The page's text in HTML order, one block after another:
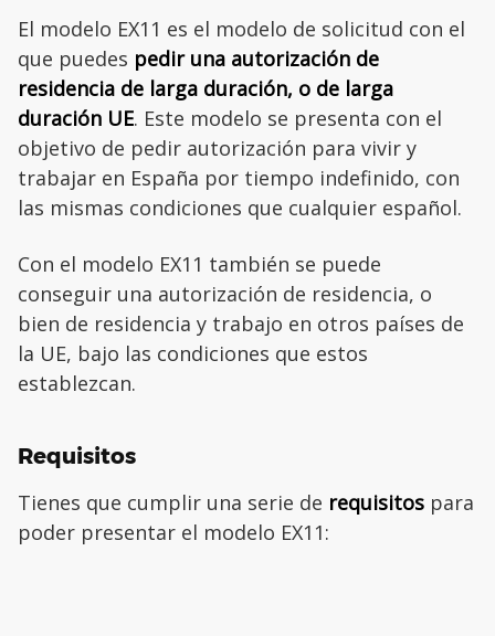
El modelo EX11 es el modelo de solicitud con el
que puedes pedir una autorización de
residencia de larga duración, o de larga
duración UE. Este modelo se presenta con el
objetivo de pedir autorización para vivir y
trabajar en España por tiempo indefinido, con
las mismas condiciones que cualquier español.
Con el modelo EX11 también se puede
conseguir una autorización de residencia, o
bien de residencia y trabajo en otros países de
la UE, bajo las condiciones que estos
establezcan.
Requisitos
Tienes que cumplir una serie de requisitos para
poder presentar el modelo EX11: